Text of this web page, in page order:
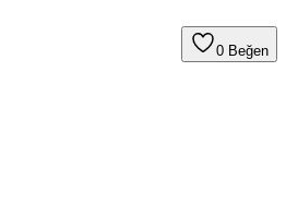
0 Beğen